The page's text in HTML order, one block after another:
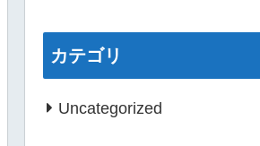
カテゴリ
Uncategorized